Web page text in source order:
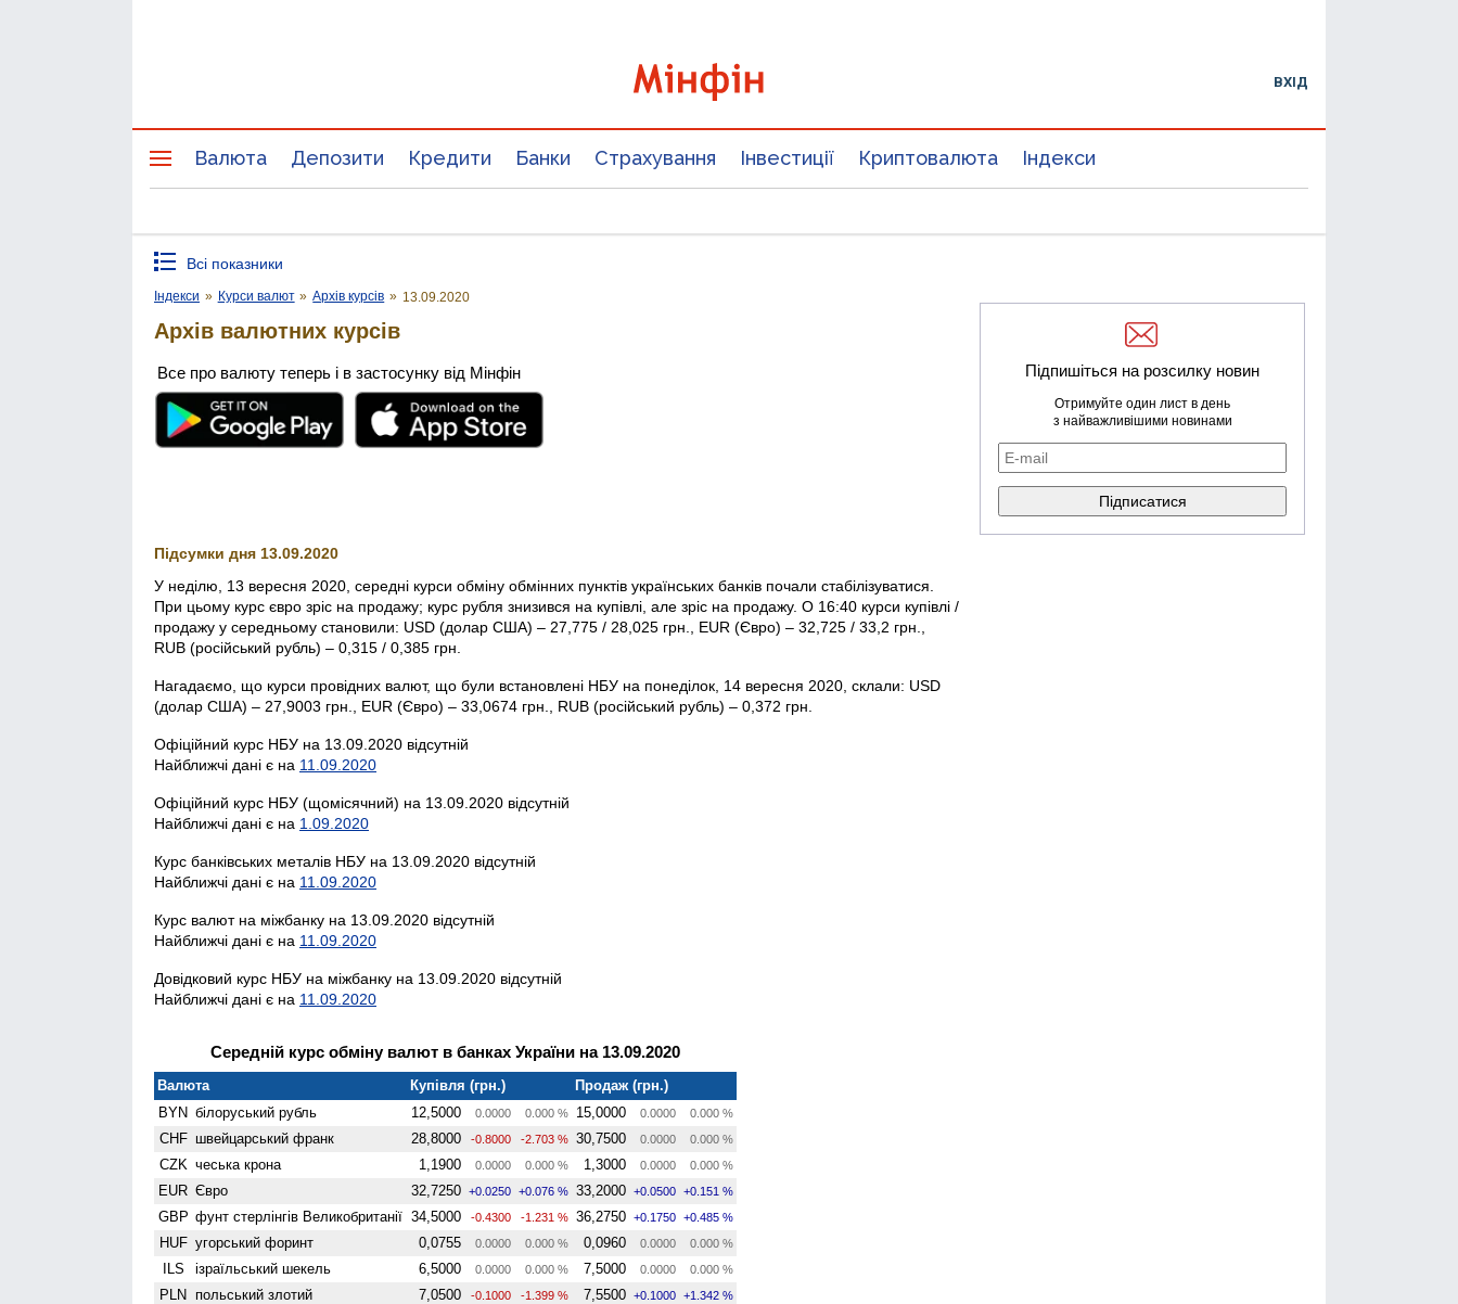
ВХІД
Валюта Депозити Кредити Банки Страхування Інвестиції Криптовалюта Індекси
Всі показники
Індекси » Курси валют » Архів курсів » 13.09.2020
Архів валютних курсів
Все про валюту теперь і в застосунку від Мінфін
Підсумки дня 13.09.2020
У неділю, 13 вересня 2020, середні курси обміну обмінних пунктів українських банків почали стабілізуватися.
При цьому курс євро зріс на продажу; курс рубля знизився на купівлі, але зріс на продажу. О 16:40 курси купівлі /
продажу у середньому становили: USD (долар США) – 27,775 / 28,025 грн., EUR (Євро) – 32,725 / 33,2 грн.,
RUB (російський рубль) – 0,315 / 0,385 грн.
Нагадаємо, що курси провідних валют, що були встановлені НБУ на понеділок, 14 вересня 2020, склали: USD
(долар США) – 27,9003 грн., EUR (Євро) – 33,0674 грн., RUB (російський рубль) – 0,372 грн.
Офіційний курс НБУ на 13.09.2020 відсутній
Найближчі дані є на 11.09.2020
Офіційний курс НБУ (щомісячний) на 13.09.2020 відсутній
Найближчі дані є на 1.09.2020
Курс банківських металів НБУ на 13.09.2020 відсутній
Найближчі дані є на 11.09.2020
Курс валют на міжбанку на 13.09.2020 відсутній
Найближчі дані є на 11.09.2020
Довідковий курс НБУ на міжбанку на 13.09.2020 відсутній
Найближчі дані є на 11.09.2020
Середній курс обміну валют в банках України на 13.09.2020
Валюта Купівля (грн.)
Продаж (грн.)
BYN білоруський рубль 12,5000 0.0000 0.000 % 15,0000 0.0000 0.000 %
CHF швейцарський франк 28,8000 -0.8000 -2.703 % 30,7500 0.0000 0.000 %
CZK чеська крона 1,1900 0.0000 0.000 % 1,3000 0.0000 0.000 %
EUR Євро 32,7250 +0.0250 +0.076 % 33,2000 +0.0500 +0.151 %
GBP фунт стерлінгів Велико­британії 34,5000 -0.4300 -1.231 % 36,2750 +0.1750 +0.485 %
HUF угорський форинт 0,0755 0.0000 0.000 % 0,0960 0.0000 0.000 %
ILS ізраїльський шекель 6,5000 0.0000 0.000 % 7,5000 0.0000 0.000 %
PLN польський злотий 7,0500 -0.1000 -1.399 % 7,5500 +0.1000 +1.342 %
Підпишіться на розсилку новин
Отримуйте один лист в день
з найважливішими новинами